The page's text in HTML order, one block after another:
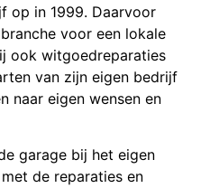
op in 1999. Daarvoor
voor een lokale
ook witgoedreparaties
van zijn eigen bedrijf
naar eigen wensen en
garage bij het eigen
de reparaties en